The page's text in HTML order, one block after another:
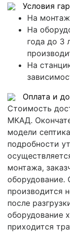
Условия
На
На
года до 3
На
Оплата и
Стоимость
МКАД.
модели
подробности
монтажа,
оборудование.
производится
после
оборудование
приходится